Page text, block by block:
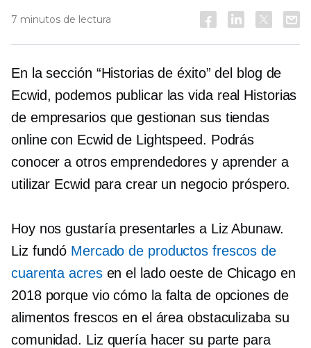
7 minutos de lectura
En la sección “Historias de éxito” del blog de
Ecwid, podemos publicar lasvida real Historias
de empresarios que gestionan sus tiendas
online con Ecwid de Lightspeed. Podrás
conocer a otros emprendedores y aprender a
utilizar Ecwid para crear un negocio próspero.
Hoy nos gustaría presentarles a Liz Abunaw.
Liz fundó Mercado de productos frescos de
cuarenta acresen el lado oeste de Chicago en
2018 porque vio cómo la falta de opciones de
alimentos frescos en el área obstaculizaba su
comunidad. Liz quería hacer su parte para